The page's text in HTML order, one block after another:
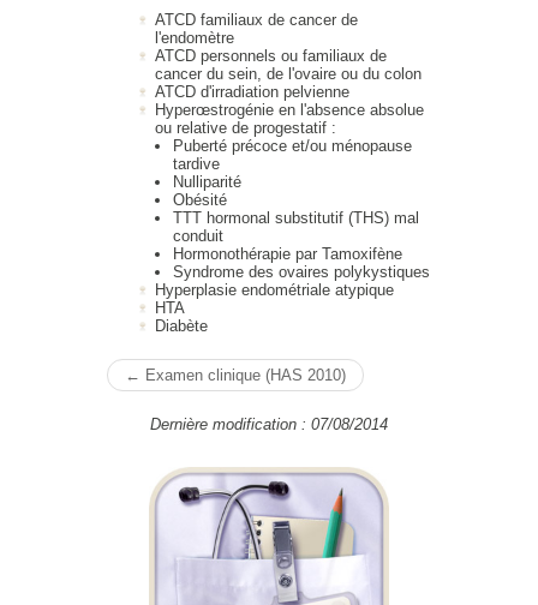
ATCD familiaux de cancer de
l'endomètre
ATCD personnels ou familiaux de
cancer du sein, de l'ovaire ou du colon
ATCD d'irradiation pelvienne
Hyperœstrogénie en l'absence absolue
ou relative de progestatif :
Puberté précoce et/ou ménopause
tardive
Nulliparité
Obésité
TTT hormonal substitutif (THS) mal
conduit
Hormonothérapie par Tamoxifène
Syndrome des ovaires polykystiques
Hyperplasie endométriale atypique
HTA
Diabète
← Examen clinique (HAS 2010)
Dernière modification : 07/08/2014